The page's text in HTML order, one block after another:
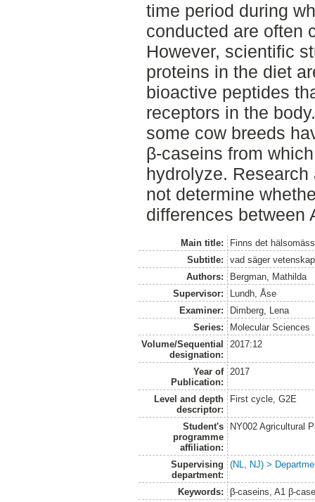
time period during
conducted are often
However, scientific
proteins in the diet
bioactive peptides
receptors in the
some cow breeds
β-caseins from
hydrolyze.
not determine
differences between
Main title:
Finns det
Subtitle:
vad säger
Authors:
Bergman, Mathilda
Supervisor:
Lundh, Åse
Examiner:
Dimberg, Lena
Series:
Molecular Sciences
Volume/Sequential
designation:
2017:12
Year of
Publication:
2017
Level and depth
descriptor:
First cycle, G2E
Student's
programme
affiliation:
NY002 Agricultural
Supervising
department:
(NL, NJ) >
Keywords:
β-caseins, A1 β-